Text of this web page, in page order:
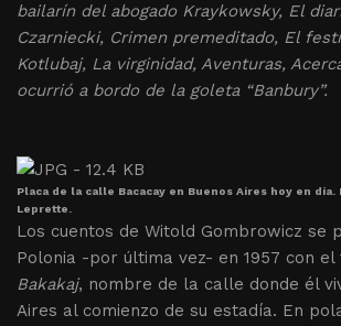
bailarín del abogado Kraykowsky, El
Czarniecki, Crimen premeditado, El
Kotlubaj, La virginidad, Aventuras,
ocurrió a bordo de la goleta “Banbury”.
Placa de la calle Bacacay en Buenos Aires hoy en día.
Leprette.
Los cuentos de Witold Gombrowicz se
Polonia -por última vez- en 1957 con
Bakakaj, nombre de la calle donde él
Aires al comienzo de su estadía. En